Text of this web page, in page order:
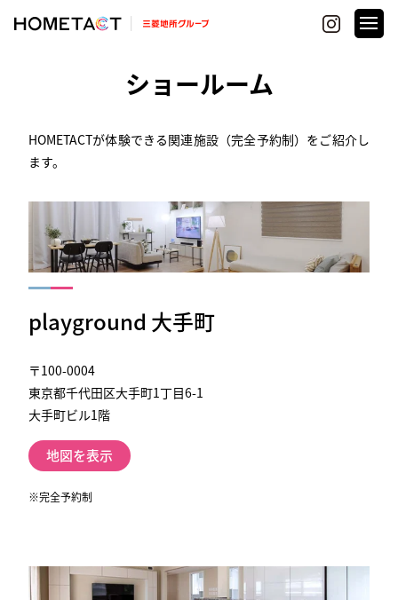
ショールーム
HOMETACTが体験できる関連施設（完全予約制）をご紹介し
ます。
playground 大手町
〒100-0004
東京都千代田区大手町1丁目6-1
大手町ビル1階
地図を表示
※完全予約制